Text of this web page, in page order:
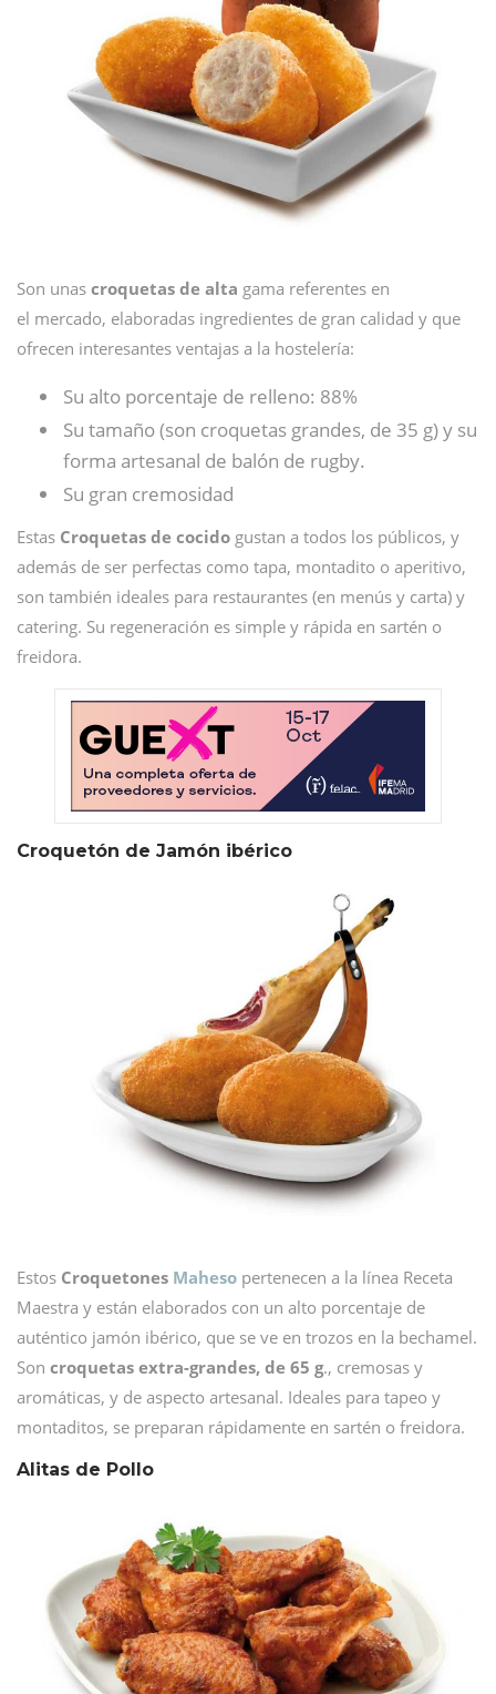
Son unas croquetas de alta gama referentes en
el mercado, elaboradas ingredientes de gran calidad y que
ofrecen interesantes ventajas a la hostelería:
Su alto porcentaje de relleno: 88%
Su tamaño (son croquetas grandes, de 35 g) y su
forma artesanal de balón de rugby.
Su gran cremosidad
Estas Croquetas de cocido gustan a todos los públicos, y
además de ser perfectas como tapa, montadito o aperitivo,
son también ideales para restaurantes (en menús y carta) y
catering. Su regeneración es simple y rápida en sartén o
freidora.
Croquetón de Jamón ibérico
Estos Croquetones Maheso pertenecen a la línea Receta
Maestra y están elaborados con un alto porcentaje de
auténtico jamón ibérico, que se ve en trozos en la bechamel.
Son croquetas extra-grandes, de 65 g., cremosas y
aromáticas, y de aspecto artesanal. Ideales para tapeo y
montaditos, se preparan rápidamente en sartén o freidora.
Alitas de Pollo